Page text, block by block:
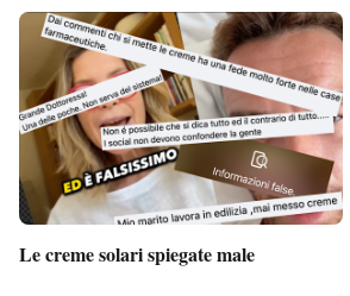
Le creme solari spiegate male